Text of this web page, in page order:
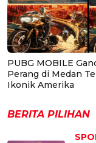
PUBG MOBILE
Perang di Medan
Ikonik Amerika
BERITA PILIHAN